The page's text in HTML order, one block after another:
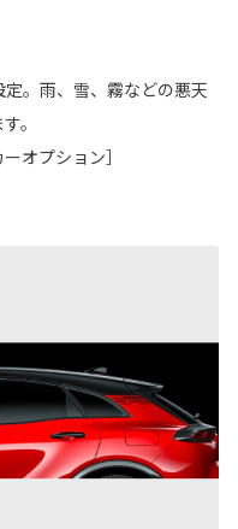
。雨、雪、霧などの悪天
。
オプション］